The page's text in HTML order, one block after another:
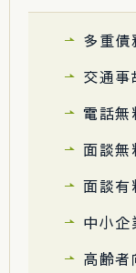
多重債
交通事
電話無
面談無
面談有
中小企
高齢者